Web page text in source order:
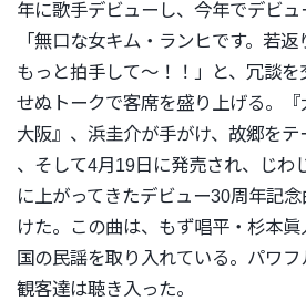
年に歌手デビューし、今年でデビュ
「無口な女キム・ランヒです。若返
もっと拍手して〜！！」と、冗談を
せぬトークで客席を盛り上げる。『
大阪』、浜圭介が手がけ、故郷をテ
、そして4月19日に発売され、
じわ
に上がってきたデビュー30周年記念
けた。この曲は、もず唱平・ 杉本眞
国の民謡を取り入れている。 パワフ
観客達は聴き入った。